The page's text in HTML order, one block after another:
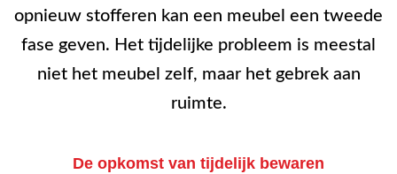
opnieuw stofferen kan een meubel een tweede
fase geven. Het tijdelijke probleem is meestal
niet het meubel zelf, maar het gebrek aan
ruimte.
De opkomst van tijdelijk bewaren